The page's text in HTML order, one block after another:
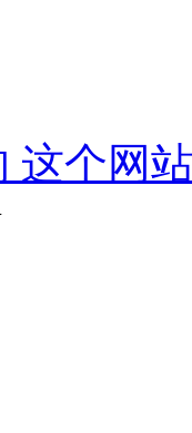
这个网